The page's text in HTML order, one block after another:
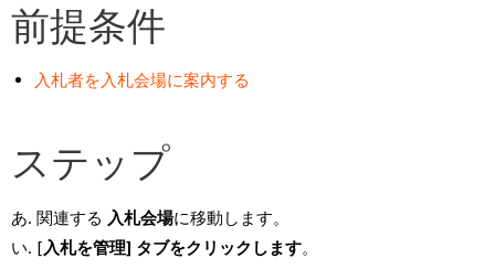
前提条件
入札者を入札会場に案内する
ステップ
関連する 入札会場に移動します。
[入札を管理] タブをクリックします。